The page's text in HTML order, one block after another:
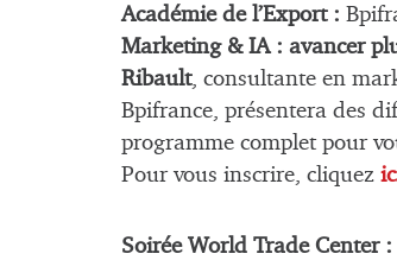
Académie de l’Export :
Marketing & IA : avancer
Ribault, consultante en
Bpifrance, présentera des
programme complet pour
Pour vous inscrire, cliquez
Soirée World Trade Center :